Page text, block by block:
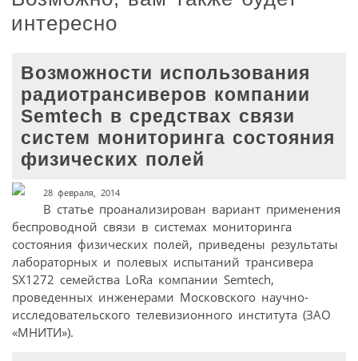
интересно
Возможности использования
радиотрансиверов компании
Semtech в средствах связи
систем мониторинга состояния
физических полей
28 февраля, 2014
В статье проанализирован вариант применения
беспроводной связи в системах мониторинга
состояния физических полей, приведены результаты
лабораторных и полевых испытаний трансивера
SX1272 семейства LoRa компании Semtech,
проведенных инженерами Московского научно-
исследовательского телевизионного института (ЗАО
«МНИТИ»).